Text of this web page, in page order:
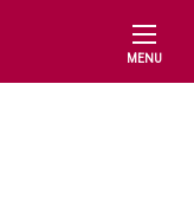
MENU